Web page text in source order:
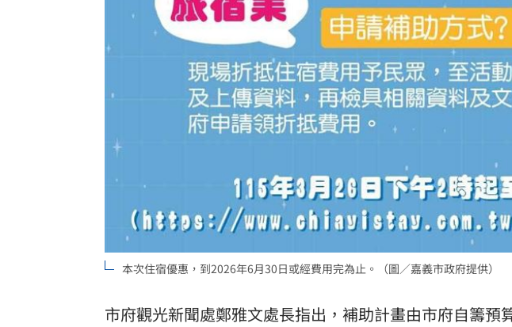
本次住宿優惠，到2026年6月30日或經費用完為止。（圖／嘉義市政府提供）
市府觀光新聞處鄭雅文處長指出，補助計畫由市府自籌預